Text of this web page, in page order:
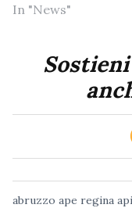
In "News"
abruzzo ape regina api